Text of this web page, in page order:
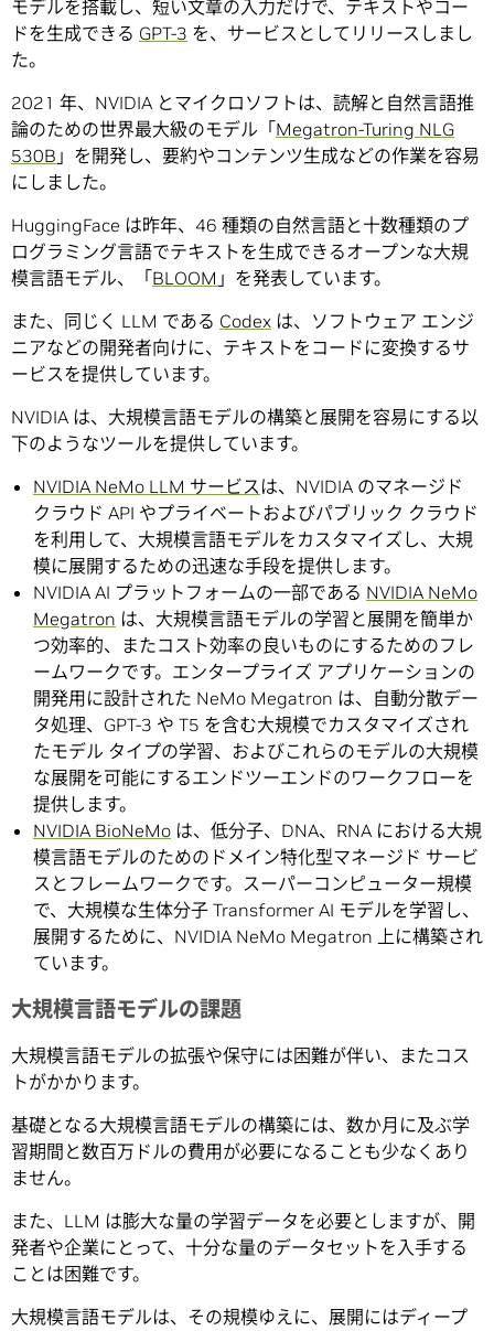
モデルを搭載し、短い文章の入力だけで、テキストやコー
ドを生成できる GPT-3 を、サービスとしてリリースしまし
た。
2021 年、NVIDIA とマイクロソフトは、読解と自然言語推
論のための世界最大級のモデル「Megatron-Turing NLG
530B 」を開発し、要約やコンテンツ生成などの作業を容易
にしました。
HuggingFace は昨年、46 種類の自然言語と十数種類のプ
ログラミング言語でテキストを生成できるオープンな大規
模言語モデル、「BLOOM 」を発表しています。
また、同じく LLM である Codex は、ソフトウェア エンジ
ニアなどの開発者向けに、テキストをコードに変換するサ
ービスを提供しています。
NVIDIA は、大規模言語モデルの構築と展開を容易にする以
下のようなツールを提供しています。
NVIDIA NeMo LLM サービス は、NVIDIA のマネージド
クラウド API やプライベートおよびパブリック クラウド
を利用して、大規模言語モデルをカスタマイズし、大規
模に展開するための迅速な手段を提供します。
NVIDIA AI プラットフォームの一部である NVIDIA NeMo
Megatron は、大規模言語モデルの学習と展開を簡単か
つ効率的、またコスト効率の良いものにするためのフレ
ームワークです。エンタープライズ アプリケーションの
開発用に設計された NeMo Megatron は、自動分散デー
タ処理、GPT-3 や T5 を含む大規模でカスタマイズされ
たモデル タイプの学習、およびこれらのモデルの大規模
な展開を可能にするエンドツーエンドのワークフローを
提供します。
NVIDIA BioNeMo は、低分子、DNA、RNA における大規
模言語モデルのためのドメイン特化型マネージド サービ
スとフレームワークです。スーパーコンピューター規模
で、大規模な生体分子 Transformer AI モデルを学習し、
展開するために、NVIDIA NeMo Megatron 上に構築され
ています。
大規模言語モデルの課題
大規模言語モデルの拡張や保守には困難が伴い、またコス
トがかかります。
基礎となる大規模言語モデルの構築には、数か月に及ぶ学
習期間と数百万ドルの費用が必要になることも少なくあり
ません。
また、LLM は膨大な量の学習データを必要としますが、開
発者や企業にとって、十分な量のデータセットを入手する
ことは困難です。
大規模言語モデルは、その規模ゆえに、展開にはディープ